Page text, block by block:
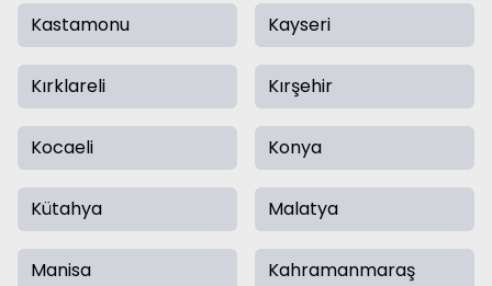
Kastamonu Kayseri
Kırklareli Kırşehir
Kocaeli Konya
Kütahya Malatya
Manisa Kahramanmaraş